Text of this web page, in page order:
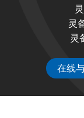
灵
灵
在线